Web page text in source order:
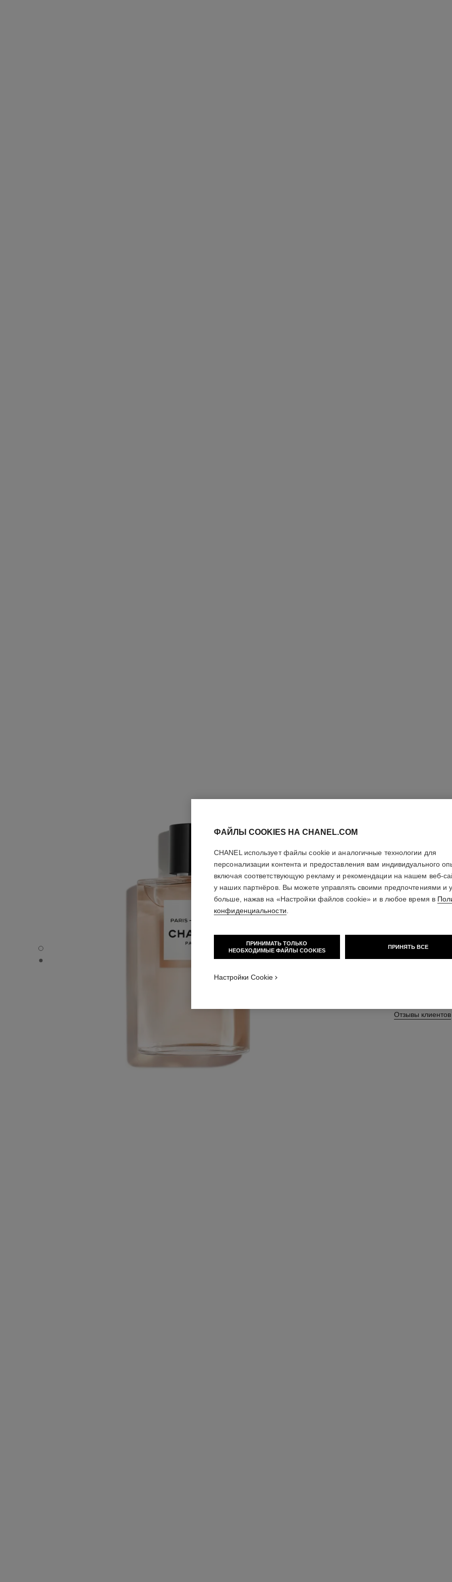
PARIS - RIVIERA - Вид по умолчанию
PARIS - RIVIERA - Альтернативный вид 1
PARIS -
Les Eaux de
Отзывы клиентов
ФАЙЛЫ COOKIES НА CHANEL.COM
CHANEL использует файлы cookie и аналогичные технологии для
персонализации контента и предоставления вам индивидуального
включая соответствующую рекламу и рекомендации на нашем веб-
у наших партнёров. Вы можете управлять своими предпочтениями и
больше, нажав на «Настройки файлов cookie» и в любое время в
конфиденциальности
ПРИНИМАТЬ ТОЛЬКО
НЕОБХОДИМЫЕ ФАЙЛЫ COOKIES
ПРИНЯТЬ ВСЕ
Настройки Cookie